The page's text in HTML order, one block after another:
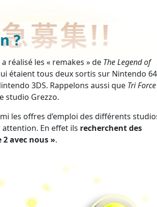
?
réalisé les « remakes » de The Legend of
étaient tous deux sortis sur Nintendo
3DS. Rappelons aussi que Tri Force
studio Grezzo.
les offres d’emploi des différents
En effet ils recherchent des
avec nous ».